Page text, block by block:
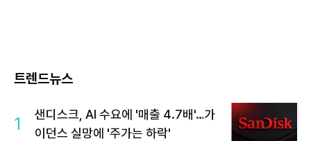
트렌드뉴스
1
샌디스크, AI 수요에 '매출 4.7배'…가
이던스 실망에 '주가는 하락'